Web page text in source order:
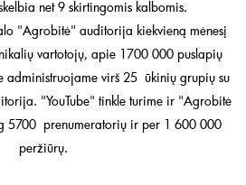
net 9 skirtingomis kalbomis.
"Agrobitė" auditorija kiekvieną mėnesį
vartotojų, apie 1700 000 puslapių
administruojame virš 25 ūkinių grupių su
"YouTube" tinkle turime ir "Agrobitė
5700 prenumeratorių ir per 1 600 000
peržiūrų.